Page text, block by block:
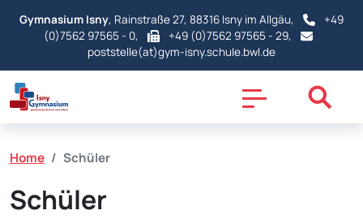
Gymnasium Isny, Rainstraße 27, 88316 Isny im Allgäu,
+49
(0)7562 97565 - 0,
+49 (0)7562 97565 - 29,
poststelle(at)gym-isny.schule.bwl.de
Home Schüler
Schüler